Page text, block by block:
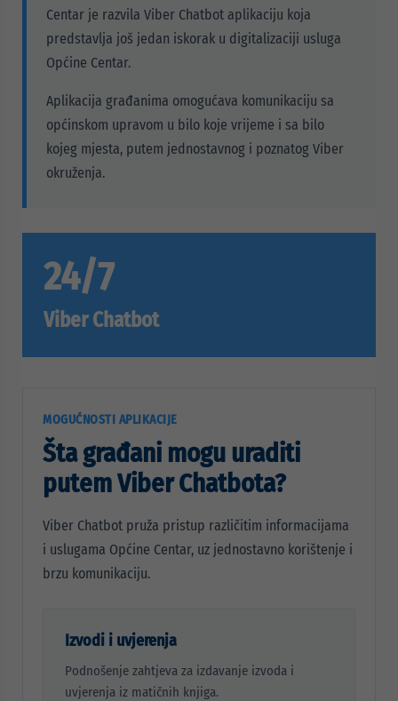
Centar je razvila Viber Chatbot aplikaciju koja
predstavlja još jedan iskorak u digitalizaciji usluga
Općine Centar.
Aplikacija građanima omogućava komunikaciju sa
općinskom upravom u bilo koje vrijeme i sa bilo
kojeg mjesta, putem jednostavnog i poznatog Viber
okruženja.
24/7
Viber Chatbot
MOGUĆNOSTI APLIKACIJE
Šta građani mogu uraditi
putem Viber Chatbota?
Viber Chatbot pruža pristup različitim informacijama
i uslugama Općine Centar, uz jednostavno korištenje i
brzu komunikaciju.
Izvodi i uvjerenja
Podnošenje zahtjeva za izdavanje izvoda i
uvjerenja iz matičnih knjiga.